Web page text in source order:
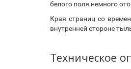
белого поля немного
Края страниц со
внутренней стороне
Техническое